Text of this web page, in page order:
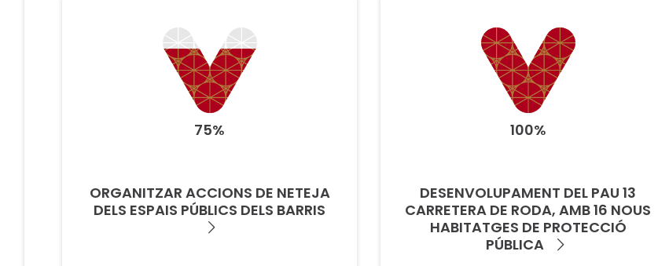
75%
ORGANITZAR ACCIONS DE NETEJA
DELS ESPAIS PÚBLICS DELS BARRIS
100%
DESENVOLUPAMENT DEL PAU 13
CARRETERA DE RODA, AMB 16 NOUS
HABITATGES DE PROTECCIÓ
PÚBLICA